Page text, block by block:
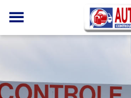
Panneau de gestion des cookies